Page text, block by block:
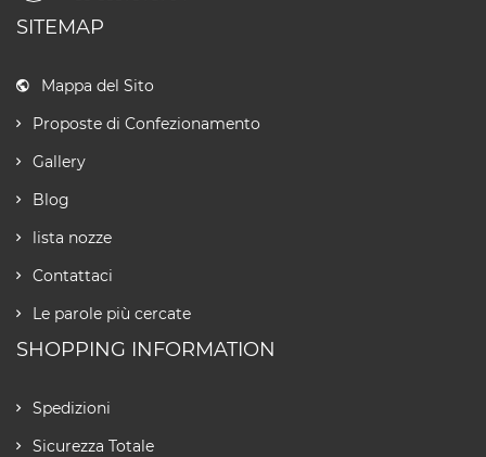
SITEMAP
Mappa del Sito
Proposte di Confezionamento
Gallery
Blog
lista nozze
Contattaci
Le parole più cercate
SHOPPING INFORMATION
Spedizioni
Sicurezza Totale